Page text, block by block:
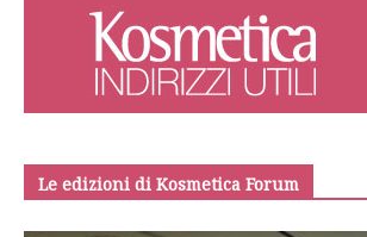
Le edizioni di Kosmetica Forum